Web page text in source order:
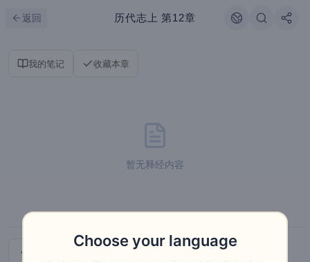
返回 历代志上 第12章
我的笔记 收藏本章
暂无释经内容
Choose your language